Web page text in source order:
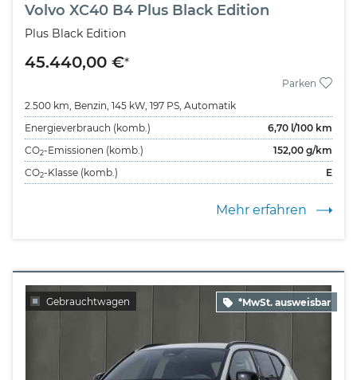
Volvo XC40 B4 Plus Black Edition
Plus Black Edition
45.440,00 €*
Parken
2.500 km, Benzin, 145 kW, 197 PS, Automatik
Energieverbrauch (komb.)
6,70 l/100 km
CO2-Emissionen (komb.) 152,00 g/km
CO2-Klasse (komb.) E
Mehr erfahren
Gebrauchtwagen *MwSt. ausweisbar